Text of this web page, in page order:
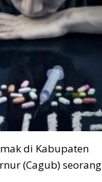
di Kabupaten
(Cagub) seorang